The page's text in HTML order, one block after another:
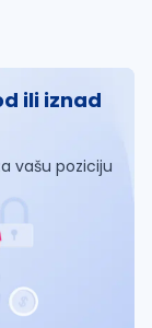
ili iznad
vašu poziciju